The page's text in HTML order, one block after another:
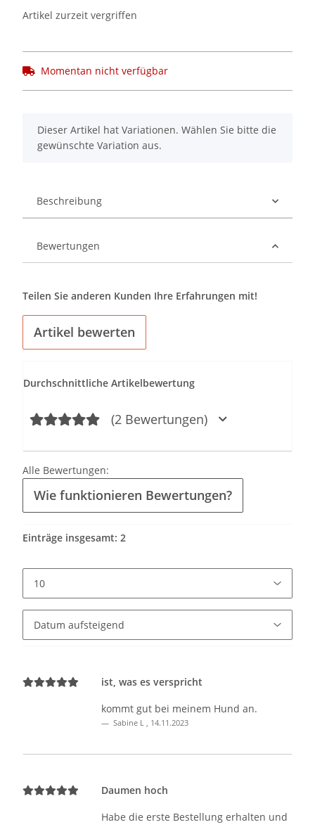
Artikel zurzeit vergriffen
Momentan nicht verfügbar
x
Dieser Artikel hat Variationen. Wählen Sie bitte die
gewünschte Variation aus.
Beschreibung
Bewertungen
Durchschnittliche Artikelbewertung
(2 Bewertungen)
Teilen Sie anderen Kunden Ihre Erfahrungen mit!
Artikel bewerten
Alle Bewertungen:
Wie funktionieren Bewertungen?
Einträge insgesamt: 2
ist, was es verspricht
kommt gut bei meinem Hund an.
Sabine L , 14.11.2023
Daumen hoch
Habe die erste Bestellung erhalten und